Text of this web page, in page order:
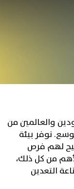
والعالمين من
نوفر بيئة
لهم فرص
من كل ذلك،
التعدين